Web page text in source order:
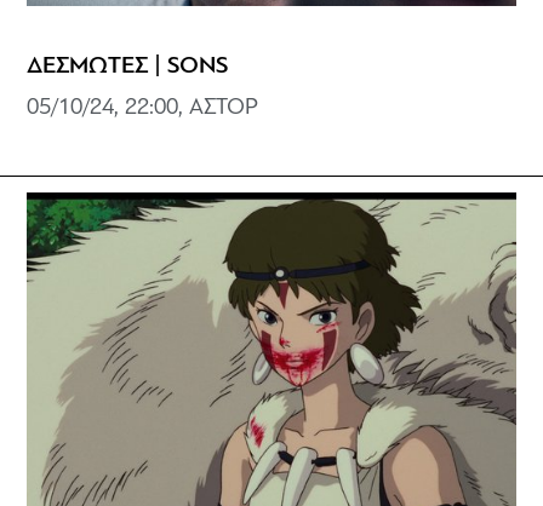
ΔΕΣΜΩΤΕΣ | SONS
05/10/24, 22:00, ΑΣΤΟΡ